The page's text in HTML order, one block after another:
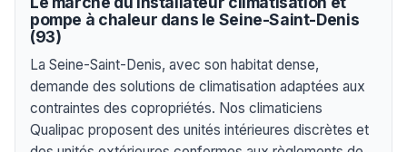
pompe à chaleur dans le Seine-Saint-Denis
(93)
La Seine-Saint-Denis, avec son habitat dense,
demande des solutions de climatisation adaptées aux
contraintes des copropriétés. Nos climaticiens
Qualipac proposent des unités intérieures discrètes et